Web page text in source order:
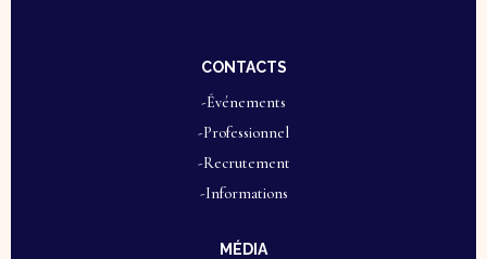
CONTACTS
-Événements
-Professionnel
-Recrutement
-Informations
MÉDIA